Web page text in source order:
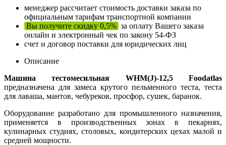
менеджер рассчитает стоимость доставки заказа по
официальным тарифам транспортной компании
Вы получите скидку 0,5% за оплату Вашего заказа
онлайн и электронный чек по закону 54-ФЗ
счет и договор поставки для юридических лиц
Описание
Машина тестомесильная WHM(J)-12,5 Foodatlas
предназначена для замеса крутого пельменного теста, теста
для лаваша, мантов, чебуреков, просфор, сушек, баранок.
Оборудование разработано для промышленного назначения,
применяется в производственных зонах в пекарнях,
кулинарных студиях, столовых, кондитерских цехах малой и
средней мощности.